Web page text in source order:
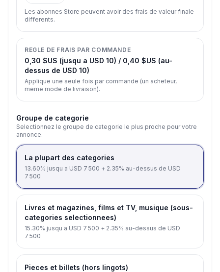
Les abonnes Store peuvent avoir des frais de valeur finale
differents.
REGLE DE FRAIS PAR COMMANDE
0,30 $US (jusqu a USD 10) / 0,40 $US (au-
dessus de USD 10)
Applique une seule fois par commande (un acheteur,
meme mode de livraison).
Groupe de categorie
Selectionnez le groupe de categorie le plus proche pour votre
annonce.
La plupart des categories
13.60% jusqu a USD 7 500 + 2.35% au-dessus de USD
7 500
Livres et magazines, films et TV, musique (sous-
categories selectionnees)
15.30% jusqu a USD 7 500 + 2.35% au-dessus de USD
7 500
Pieces et billets (hors lingots)